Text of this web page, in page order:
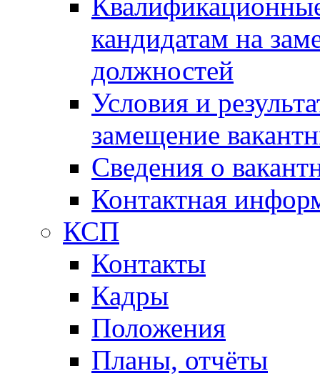
кандидатам на
должностей
Условия и
замещение
Сведения о
Контактная
КСП
Контакты
Кадры
Положения
Планы, отчёты